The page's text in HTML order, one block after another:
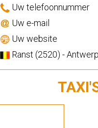
Uw telefoonnummer
Uw e-mail
Uw website
Ranst (2520) -